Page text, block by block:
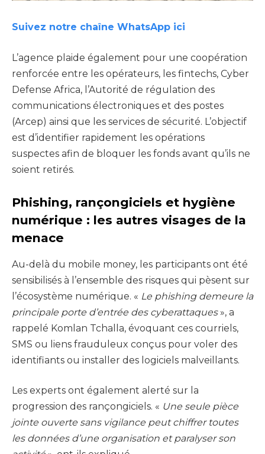
Suivez notre chaîne WhatsApp ici
L’agence plaide également pour une coopération
renforcée entre les opérateurs, les fintechs, Cyber
Defense Africa, l’Autorité de régulation des
communications électroniques et des postes
(Arcep) ainsi que les services de sécurité. L’objectif
est d’identifier rapidement les opérations
suspectes afin de bloquer les fonds avant qu’ils ne
soient retirés.
Phishing, rançongiciels et hygiène
numérique : les autres visages de la
menace
Au-delà du mobile money, les participants ont été
sensibilisés à l’ensemble des risques qui pèsent sur
l’écosystème numérique. « Le phishing demeure la
principale porte d’entrée des cyberattaques», a
rappelé Komlan Tchalla, évoquant ces courriels,
SMS ou liens frauduleux conçus pour voler des
identifiants ou installer des logiciels malveillants.
Les experts ont également alerté sur la
progression des rançongiciels. « Une seule pièce
jointe ouverte sans vigilance peut chiffrer toutes
les données d’une organisation et paralyser son